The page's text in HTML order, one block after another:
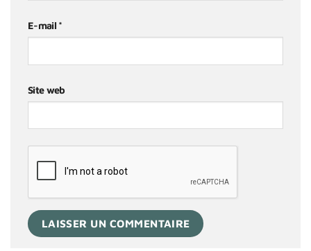
E-mail *
Site web